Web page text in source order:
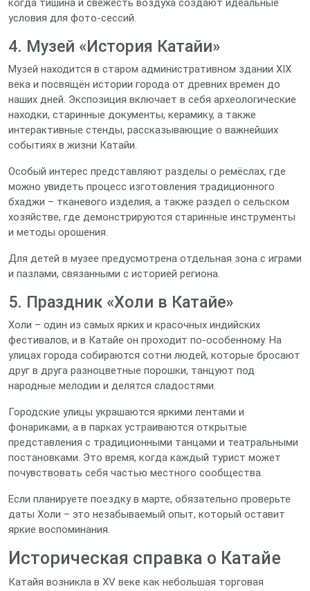
условия для фото‑сессий.
4. Музей «История Катайи»
Музей находится в старом административном здании XIX
века и посвящён истории города от древних времен до
наших дней. Экспозиция включает в себя археологические
находки, старинные документы, керамику, а также
интерактивные стенды, рассказывающие о важнейших
событиях в жизни Катайи.
Особый интерес представляют разделы о ремёслах, где
можно увидеть процесс изготовления традиционного
бхаджи – тканевого изделия, а также раздел о сельском
хозяйстве, где демонстрируются старинные инструменты
и методы орошения.
Для детей в музее предусмотрена отдельная зона с играми
и пазлами, связанными с историей региона.
5. Праздник «Холи в Катайе»
Холи – один из самых ярких и красочных индийских
фестивалов, и в Катайе он проходит по‑особенному. На
улицах города собираются сотни людей, которые бросают
друг в друга разноцветные порошки, танцуют под
народные мелодии и делятся сладостями.
Городские улицы украшаются яркими лентами и
фонариками, а в парках устраиваются открытые
представления с традиционными танцами и театральными
постановками. Это время, когда каждый турист может
почувствовать себя частью местного сообщества.
Если планируете поездку в марте, обязательно проверьте
даты Холи – это незабываемый опыт, который оставит
яркие воспоминания.
Историческая справка о Катайе
Катайя возникла в XV веке как небольшая торговая